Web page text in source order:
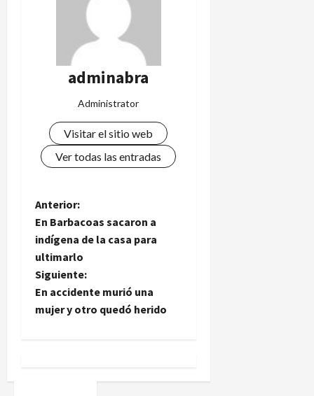
adminabra
Administrator
Visitar el sitio web
Ver todas las entradas
N
a
v
e
Anterior:
En Barbacoas sacaron a
indígena de la casa para
ultimarlo
Siguiente:
En accidente murió una
mujer y otro quedó herido